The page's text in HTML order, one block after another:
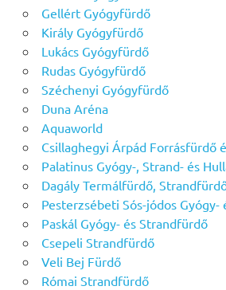
Gellért Gyógyfürdő
Király Gyógyfürdő
Lukács Gyógyfürdő
Rudas Gyógyfürdő
Széchenyi Gyógyfürdő
Duna Aréna
Aquaworld
Csillaghegyi Árpád Forrásfürdő
Palatinus Gyógy-, Strand- és
Dagály Termálfürdő,
Pesterzsébeti Sós-jódos Gyógy-
Paskál Gyógy- és Strandfürdő
Csepeli Strandfürdő
Veli Bej Fürdő
Római Strandfürdő